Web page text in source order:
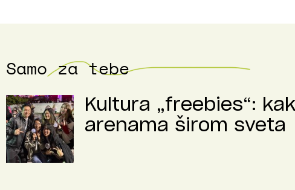
Samo za tebe
Kultura „freebies“:
arenama širom sveta